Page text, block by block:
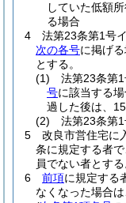
していた低額
る場合
4
法第23条第1号
次の各号に掲げ
とする。
(1)
法第23条第
号に該当する
過した後は、
(2)
法第23条第
5
改良市営住宅に
条に規定する者
員でない者とする
6
前項に規定する
なくなった場合は